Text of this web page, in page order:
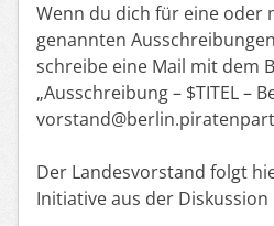
Wenn du dich für eine oder
genannten
schreibe eine Mail mit dem
„Ausschreibung – $TITEL –
Der Landesvorstand folgt
Initiative aus der Diskussion